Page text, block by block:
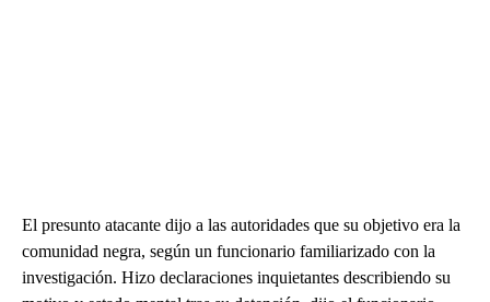
El presunto atacante dijo a las autoridades que su objetivo era la
comunidad negra, según un funcionario familiarizado con la
investigación. Hizo declaraciones inquietantes describiendo su